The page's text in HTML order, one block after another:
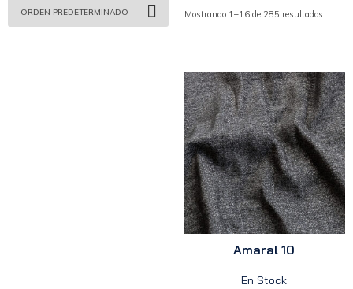
Mostrando 1–16 de 285 resultados
Amaral 10
En Stock